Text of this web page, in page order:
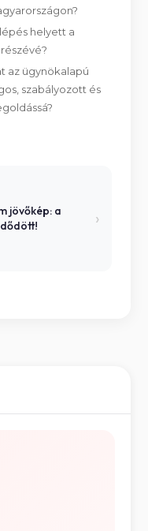
helyett a
az ügynökalapú
szabályozott és
jövőkép: a
›